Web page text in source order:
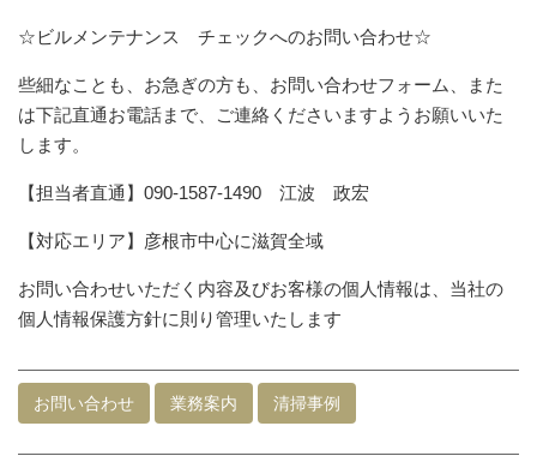
☆ビルメンテナンス チェックへのお問い合わせ☆
些細なことも、お急ぎの方も、お問い合わせフォーム、また
は下記直通お電話まで、ご連絡くださいますようお願いいた
します。
【担当者直通】090-1587-1490 江波 政宏
【対応エリア】彦根市中心に滋賀全域
お問い合わせいただく内容及びお客様の個人情報は、当社の
個人情報保護方針に則り管理いたします
お問い合わせ 業務案内 清掃事例